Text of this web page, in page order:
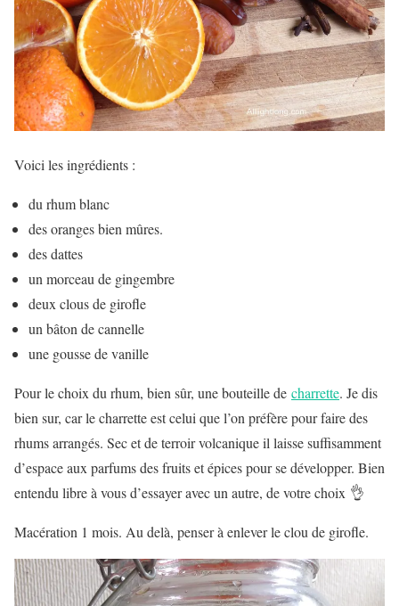
Voici les ingrédients :
du rhum blanc
des oranges bien mûres.
des dattes
un morceau de gingembre
deux clous de girofle
un bâton de cannelle
une gousse de vanille
Pour le choix du rhum, bien sûr, une bouteille de charrette. Je dis
bien sur, car le charrette est celui que l’on préfère pour faire des
rhums arrangés. Sec et de terroir volcanique il laisse suffisamment
d’espace aux parfums des fruits et épices pour se développer. Bien
entendu libre à vous d’essayer avec un autre, de votre choix 👌
Macération 1 mois. Au delà, penser à enlever le clou de girofle.